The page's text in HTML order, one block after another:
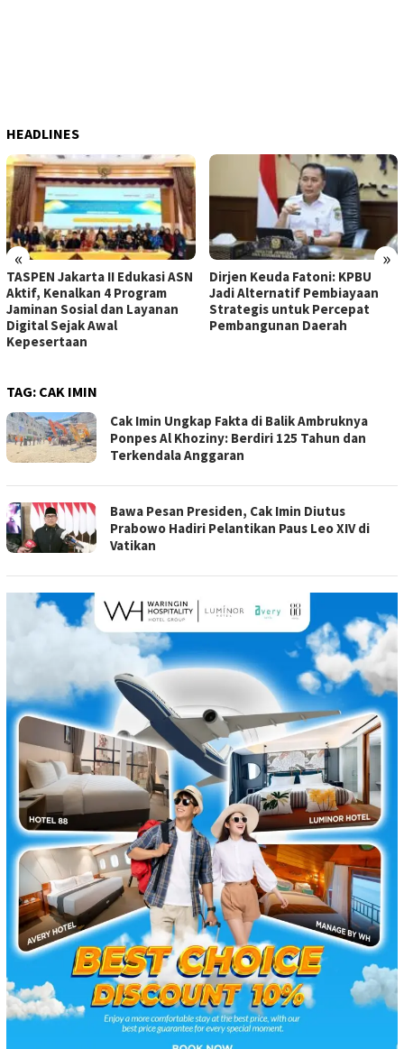
HEADLINES
« »
TASPEN Jakarta II Edukasi ASN
Aktif, Kenalkan 4 Program
Jaminan Sosial dan Layanan
Digital Sejak Awal
Kepesertaan
Dirjen Keuda Fatoni: KPBU
Jadi Alternatif Pembiayaan
Strategis untuk Percepat
Pembangunan Daerah
TAG: CAK IMIN
Cak Imin Ungkap Fakta di Balik Ambruknya
Ponpes Al Khoziny: Berdiri 125 Tahun dan
Terkendala Anggaran
Bawa Pesan Presiden, Cak Imin Diutus
Prabowo Hadiri Pelantikan Paus Leo XIV di
Vatikan